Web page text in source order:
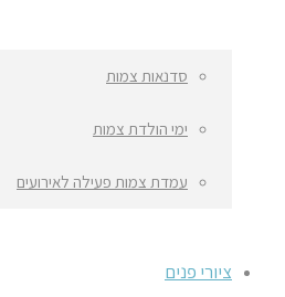
סדנאות צמות
ימי הולדת צמות
עמדת צמות פעילה לאירועים
ציורי פנים